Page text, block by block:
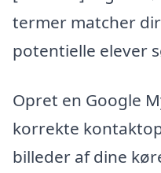
termer matcher
potentielle elever
Opret en Google
korrekte
billeder af dine